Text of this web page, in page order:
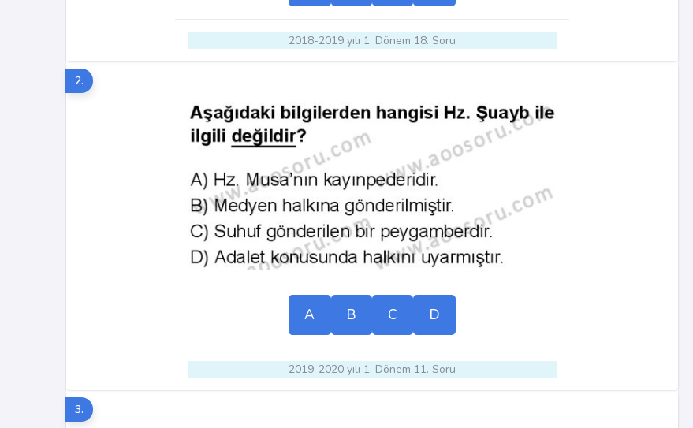
2018-2019 yılı 1. Dönem 18. Soru
2.
A B C D
2019-2020 yılı 1. Dönem 11. Soru
3.